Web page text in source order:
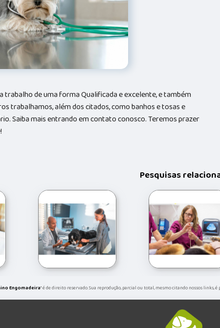
trabalho de uma forma Qualificada e excelente, e também
trabalhamos, além dos citados, como banhos e tosas e
Saiba mais entrando em contato conosco. Teremos prazer
Pesquisas
Engomadeira" é de direito reservado. Sua reprodução, parcial ou total, mesmo citando nossos